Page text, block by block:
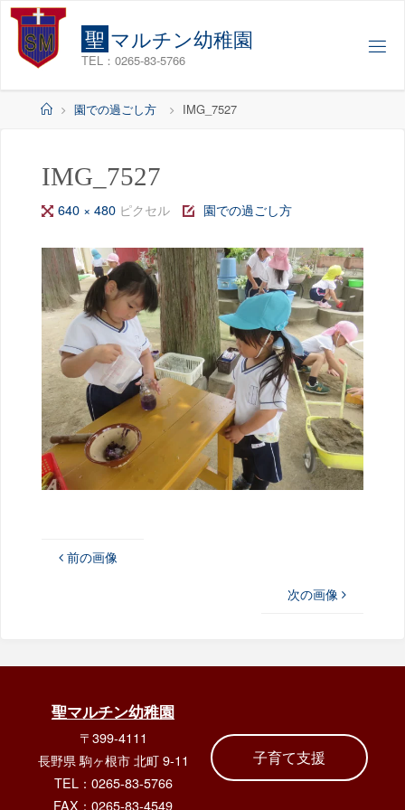
コ
聖 マルチン幼稚園
TEL：0265-83-5766
ホ
園での過ごし方 IMG_7527
IMG_7527
フ
サ
イ
ズ
640 × 480 ピクセル 園での過ごし方
前の画像
次の画像
聖マルチン幼稚園
〒399-4111
長野県 駒ヶ根市 北町 9-11
TEL：0265-83-5766
FAX：0265-83-4549
子育て支援